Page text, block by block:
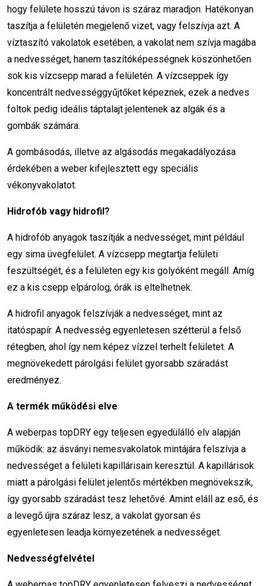
hogy felülete hosszú távon is száraz maradjon. Hatékonyan
taszítja a felületén megjelenő vizet, vagy felszívja azt. A
víztaszító vakolatok esetében, a vakolat nem szívja magába
a nedvességet, hanem taszítóképességnek köszönhetően
sok kis vízcsepp marad a felületén. A vízcseppek így
koncentrált nedvességgyűjtőket képeznek, ezek a nedves
foltok pedig ideális táptalajt jelentenek az algák és a
gombák számára.
A gombásodás, illetve az algásodás megakadályozása
érdekében a weber kifejlesztett egy speciális
vékonyvakolatot.
Hidrofób vagy hidrofil?
A hidrofób anyagok taszítják a nedvességet, mint például
egy sima üvegfelület. A vízcsepp megtartja felületi
feszültségét, és a felületen egy kis golyóként megáll. Amíg
ez a kis csepp elpárolog, órák is eltelhetnek.
A hidrofil anyagok felszívják a nedvességet, mint az
itatóspapír. A nedvesség egyenletesen szétterül a felső
rétegben, ahol így nem képez vízzel terhelt felületet. A
megnövekedett párolgási felület gyorsabb száradást
eredményez.
A termék működési elve
A weberpas topDRY egy teljesen egyedülálló elv alapján
működik: az ásványi nemesvakolatok mintájára felszívja a
nedvességet a felületi kapillárisain keresztül. A kapillárisok
miatt a párolgási felület jelentős mértékben megnövekszik,
így gyorsabb száradást tesz lehetővé. Amint eláll az eső, és
a levegő újra száraz lesz, a vakolat gyorsan és
egyenletesen leadja környezetének a nedvességet.
Nedvességfelvétel